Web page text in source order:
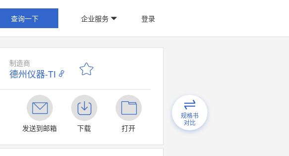
查询一下 企业服务 登录
制造商
德州仪器-TI
发送到邮箱
下载 打开
规格书
对比